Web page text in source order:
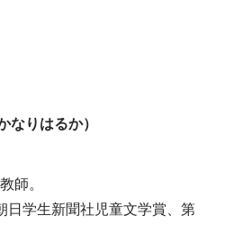
りはるか）
師。
日学生新聞社児童文学賞、第